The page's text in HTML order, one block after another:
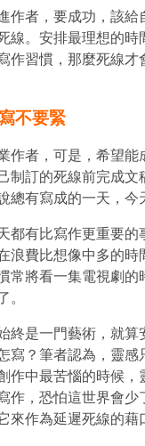
作者，要成功，該給
線。安排最理想的時
作習慣，那麼死線才
不要緊
作者，可是，希望能
制訂的死線前完成文
總有寫成的一天，今
都有比寫作更重要的
浪費比想像中多的時
常將看一集電視劇的
。
終是一門藝術，就算
寫？筆者認為，靈感
作中最苦惱的時候，
作，恐怕這世界會少
來作為延遲死線的藉